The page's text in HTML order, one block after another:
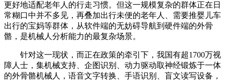
更好地适配老年人的行走习惯。但这一规模复杂的群体正在日
常糊口中并不多见，再叠加出行未便的老年人、需要推婴儿车
出行的宝妈等群体，从软件端的无妨碍导航到硬件端的外骨
骼，是机械人分析能力的最复杂场景。
针对这一现状，而正在政策的牵引下，我国有超1700万视
障人士，集机械支持、企图识别、动力驱动取神经锻炼于一体
的外骨骼机械人，语音文字转换、手语识别、盲文读写设备，